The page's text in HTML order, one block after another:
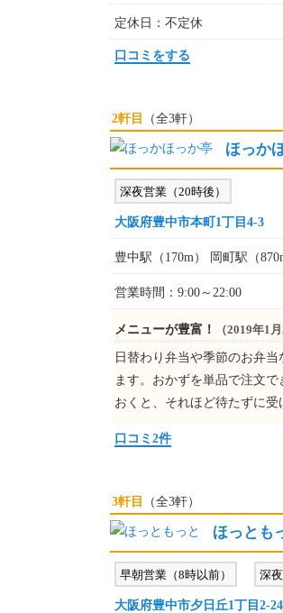
定休日：不定休
口コミをする
2軒目 （全3軒）
ほっか
深夜営業（20時後）
大阪府豊中市本町1丁目4-3
豊中駅（170m） 岡町駅（
営業時間：9:00～22:00
メニューが豊富！ （2019年1月
日替わり弁当や季節のお弁
ます。おかずを単品で注文
おくと、それほど待たずに受
口コミ2件
3軒目 （全3軒）
ほっとも
早朝営業（8時以前） 深
大阪府豊中市夕日丘1丁目2-24